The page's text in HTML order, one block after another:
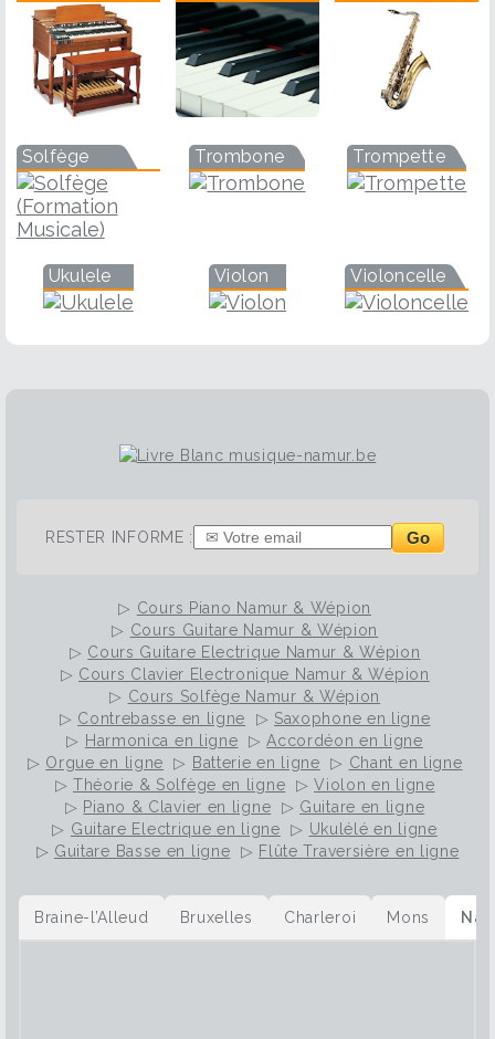
Solfège Trombone Trompette
Ukulele Violon Violoncelle
RESTER INFORME : Go
▷ Cours Piano Namur & Wépion
▷ Cours Guitare Namur & Wépion
▷ Cours Guitare Electrique Namur & Wépion
▷ Cours Clavier Electronique Namur & Wépion
▷ Cours Solfège Namur & Wépion
▷ Contrebasse en ligne ▷ Saxophone en ligne
▷ Harmonica en ligne ▷Accordéon en ligne
▷ Orgue en ligne ▷ Batterie en ligne ▷ Chant en ligne
▷Théorie & Solfège en ligne ▷Violon en ligne
▷ Piano & Clavier en ligne ▷ Guitare en ligne
▷ Guitare Electrique en ligne ▷ Ukulélé en ligne
▷ Guitare Basse en ligne ▷ Flûte Traversière en ligne
Braine-l’Alleud Bruxelles Charleroi Mons